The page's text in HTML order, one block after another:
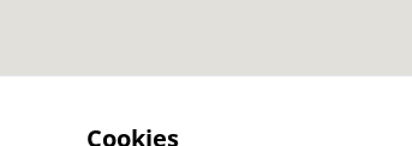
Cookies